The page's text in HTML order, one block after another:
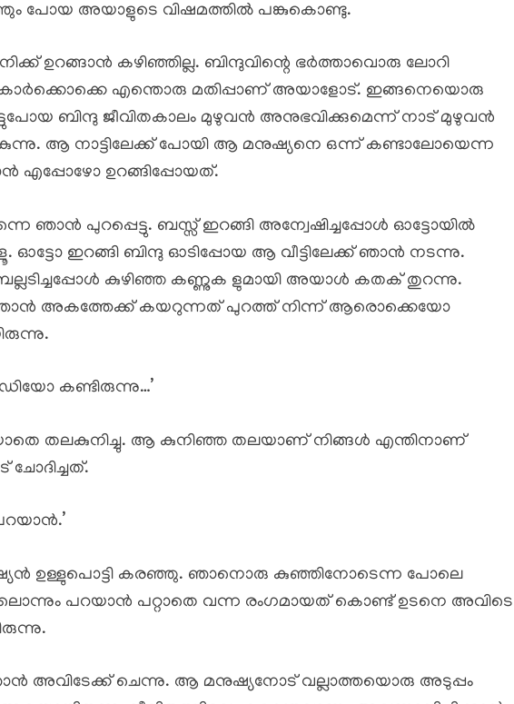
പോയ അയാളുടെ വിഷമത്തിൽ പങ്കുകൊണ്ടു.
ഉറങ്ങാൻ കഴിഞ്ഞില്ല. ബിന്ദുവിന്റെ ഭർത്താവൊരു ലോറി
എന്തൊരു മതിപ്പാണ് അയാളോട്. ഇങ്ങനെയൊരു
ബിന്ദു ജീവിതകാലം മുഴുവൻ അനുഭവിക്കുമെന്ന് നാട് മുഴുവൻ
ആ നാട്ടിലേക്ക് പോയി ആ മനുഷ്യനെ ഒന്ന് കണ്ടാലോയെന്ന
എപ്പോഴോ ഉറങ്ങിപ്പോയത്.
ഞാൻ പുറപ്പെട്ടു. ബസ്സ് ഇറങ്ങി അന്വേഷിച്ചപ്പോൾ ഓട്ടോയിൽ
ഓട്ടോ ഇറങ്ങി ബിന്ദു ഓടിപ്പോയ ആ വീട്ടിലേക്ക് ഞാൻ നടന്നു.
കുഴിഞ്ഞ കണ്ണുക ളുമായി അയാൾ കതക് തുറന്നു.
ഞാൻ അകത്തേക്ക് കയറുന്നത് പുറത്ത് നിന്ന് ആരൊക്കെയോ
കണ്ടിരുന്നു…’
തലകുനിച്ചു. ആ കുനിഞ്ഞ തലയാണ് നിങ്ങൾ എന്തിനാണ്
ഉള്ളുപൊട്ടി കരഞ്ഞു. ഞാനൊരു കുഞ്ഞിനോടെന്ന പോലെ
പറയാൻ പറ്റാതെ വന്ന രംഗമായത് കൊണ്ട് ഉടനെ അവിടെ
ഞാൻ അവിടേക്ക് ചെന്നു. ആ മനുഷ്യനോട് വല്ലാത്തയൊരു അടുപ്പം